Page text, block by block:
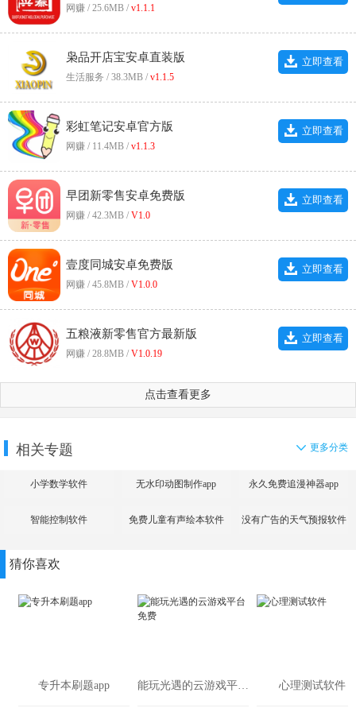
网赚 / 25.6MB / v1.1.1
枭品开店宝安卓直装版
生活服务 / 38.3MB / v1.1.5
立即查看
彩虹笔记安卓官方版
网赚 / 11.4MB / v1.1.3
立即查看
早团新零售安卓免费版
网赚 / 42.3MB / V1.0
立即查看
壹度同城安卓免费版
网赚 / 45.8MB / V1.0.0
立即查看
五粮液新零售官方最新版
网赚 / 28.8MB / V1.0.19
立即查看
点击查看更多
相关专题 更多分类
小学数学软件 无水印动图制作app 永久免费追漫神器app
智能控制软件 免费儿童有声绘本软件 没有广告的天气预报软件
猜你喜欢
专升本刷题app 能玩光遇的云游戏平台免费 心理测试软件